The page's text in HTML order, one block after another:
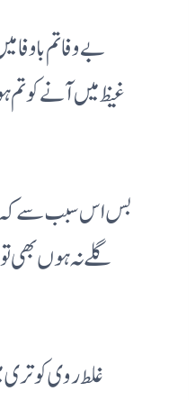
بے وفا تم با وفا
غیظ میں آنے کو تم
بس اس سبب سے کہ
گلے نہ ہوں بھی
غلط روی کو تری